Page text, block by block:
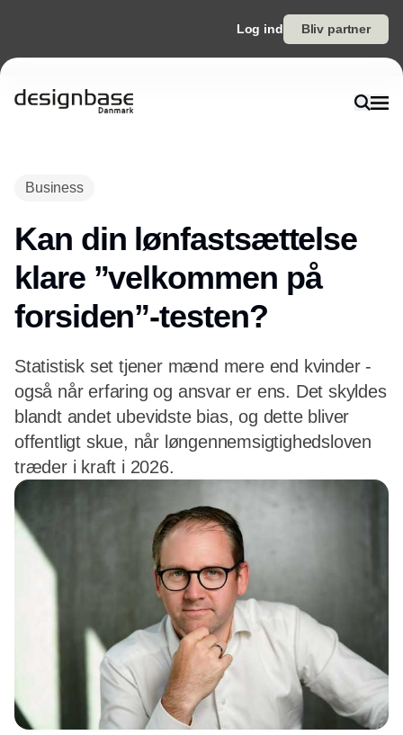
Log ind Bliv partner
Business
Kan din lønfastsættelse
klare ”velkommen på
forsiden”-testen?
Statistisk set tjener mænd mere end kvinder -
også når erfaring og ansvar er ens. Det skyldes
blandt andet ubevidste bias, og dette bliver
offentligt skue, når løngennemsigtighedsloven
træder i kraft i 2026.